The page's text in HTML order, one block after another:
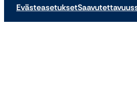
Evästeasetukset